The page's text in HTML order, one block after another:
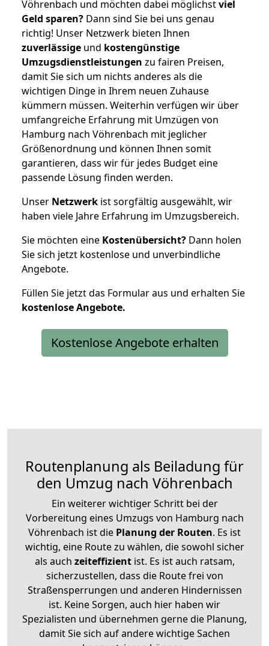
Vöhrenbach und möchten dabei möglichstviel
Geld sparen? Dann sind Sie bei uns genau
richtig! Unser Netzwerk bieten Ihnen
zuverlässige und kostengünstige
Umzugsdienstleistungen zu fairen Preisen,
damit Sie sich um nichts anderes als die
wichtigen Dinge in Ihrem neuen Zuhause
kümmern müssen. Weiterhin verfügen wir über
umfangreiche Erfahrung mit Umzügen von
Hamburg nach Vöhrenbach mit jeglicher
Größenordnung und können Ihnen somit
garantieren, dass wir für jedes Budget eine
passende Lösung finden werden.
Unser Netzwerk ist sorgfältig ausgewählt, wir
haben viele Jahre Erfahrung im Umzugsbereich.
Sie möchten eine Kostenübersicht? Dann holen
Sie sich jetzt kostenlose und unverbindliche
Angebote.
Füllen Sie jetzt das Formular aus und erhalten Sie
kostenloseAngebote.
Kostenlose Angebote erhalten
Routenplanung als Beiladung für
den Umzug nach Vöhrenbach
Ein weiterer wichtiger Schritt bei der
Vorbereitung eines Umzugs von Hamburg nach
Vöhrenbach ist die Planung der Routen. Es ist
wichtig, eine Route zu wählen, die sowohl sicher
als auch zeiteffizientist. Es ist auch ratsam,
sicherzustellen, dass die Route frei von
Straßensperrungen und anderen Hindernissen
ist. Keine Sorgen, auch hier haben wir
Spezialisten und übernehmen gerne die Planung,
damit Sie sich auf andere wichtige Sachen